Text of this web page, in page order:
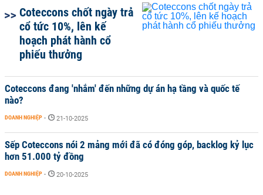
Coteccons chốt ngày trả
cổ tức 10%, lên kế
hoạch phát hành cổ
phiếu thưởng
Coteccons đang 'nhắm' đến những dự án hạ tầng và quốc tế
nào?
DOANH NGHIỆP - 21-10-2025
Sếp Coteccons nói 2 mảng mới đã có đóng góp, backlog kỷ lục
hơn 51.000 tỷ đồng
DOANH NGHIỆP - 20-10-2025